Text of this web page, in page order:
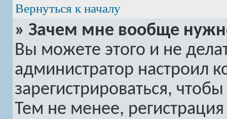
Вернуться к началу
» Зачем мне вообще
Вы можете этого и не
администратор
зарегистрироваться,
Тем не менее,